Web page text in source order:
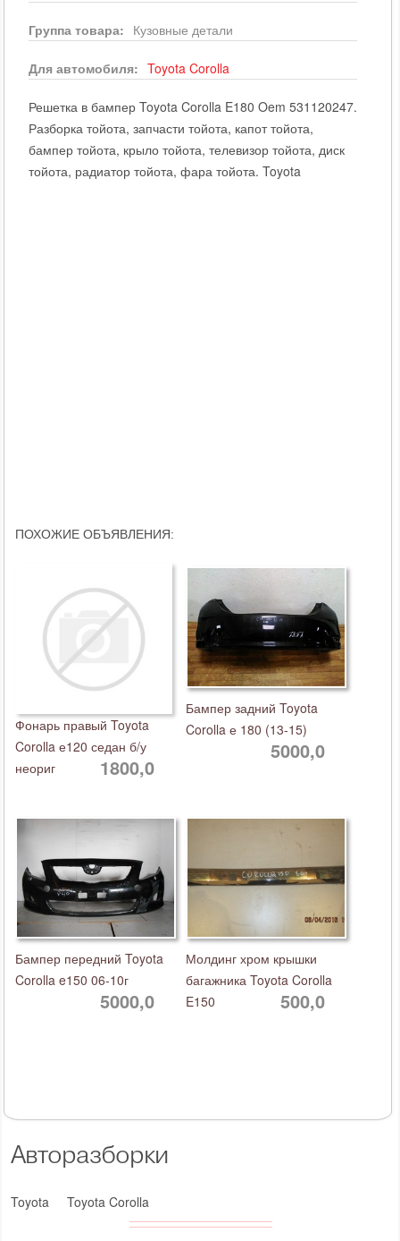
Авторазборки
Toyota Toyota Corolla
Группа товара: Кузовные детали
Для автомобиля: Toyota Corolla
Решетка в бампер Toyota Corolla E180 Oem 531120247.
Разборка тойота, запчасти тойота, капот тойота,
бампер тойота, крыло тойота, телевизор тойота, диск
тойота, радиатор тойота, фара тойота. Toyota
ПОХОЖИЕ ОБЪЯВЛЕНИЯ:
Фонарь правый Toyota
Corolla е120 седан б/у
неориг
1800,0
Бампер задний Toyota
Corolla е 180 (13-15)
5000,0
Бампер передний Toyota
Corolla e150 06-10г
5000,0
Молдинг хром крышки
багажника Toyota Corolla
E150
500,0